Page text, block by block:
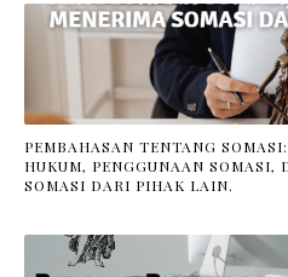
PEMBAHASAN TENTANG
HUKUM, PENGGUNAAN SOMASI,
SOMASI DARI PIHAK LAIN.